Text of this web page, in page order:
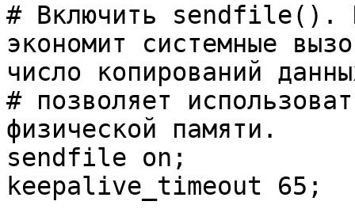
# Включить sendfile().
экономит системные
число копирований
# позволяет
физической памяти.
sendfile on;
keepalive_timeout 65;